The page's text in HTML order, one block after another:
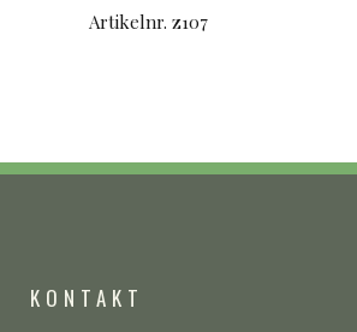
Artikelnr. z107
KONTAKT